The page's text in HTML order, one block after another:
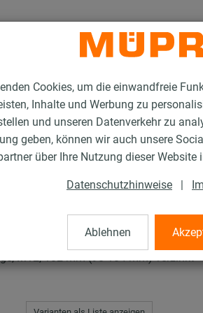
Cookies, um die einwandfreie
Inhalte und Werbung zu
und unseren Datenverkehr zu
geben, können wir auch unsere
über Ihre Nutzung dieser Website
Datenschutzhinweise |
Ablehnen
schwere Ausführung
schwere
M12, 102 mm (98-104 mm) verzinkt